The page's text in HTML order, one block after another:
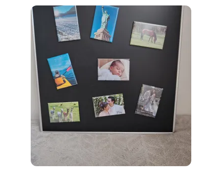
Artisan’Alpes
Boutique
Conditions générales de vente
Contact
Favoris
Mentions légales et politique de confidentialité